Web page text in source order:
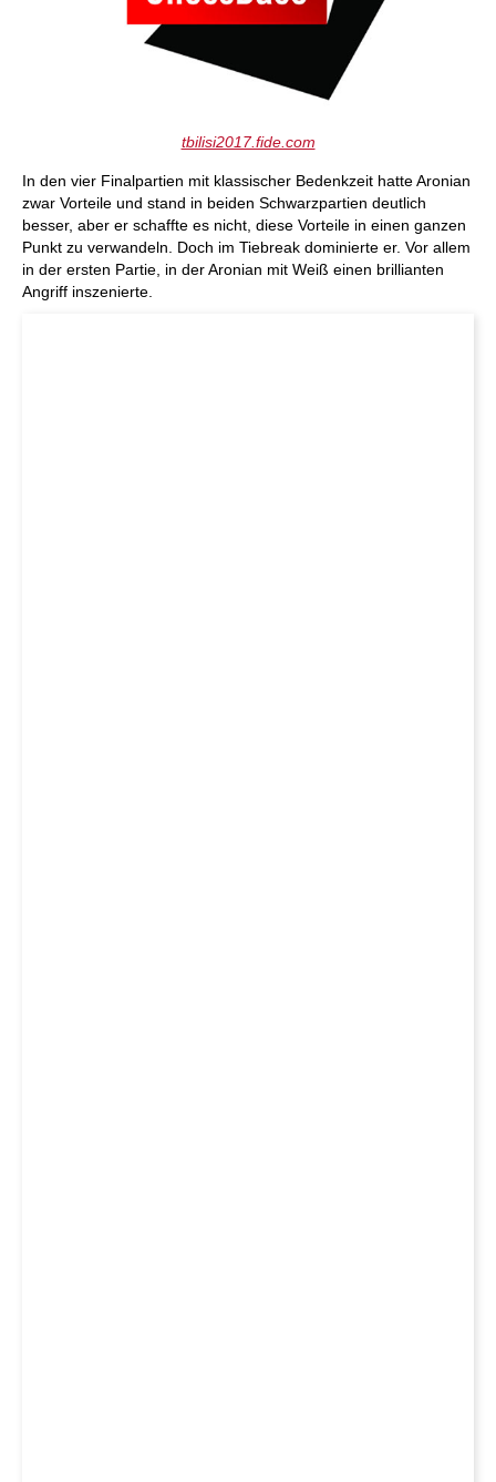
tbilisi2017.fide.com
In den vier Finalpartien mit klassischer Bedenkzeit hatte Aronian
zwar Vorteile und stand in beiden Schwarzpartien deutlich
besser, aber er schaffte es nicht, diese Vorteile in einen ganzen
Punkt zu verwandeln. Doch im Tiebreak dominierte er. Vor allem
in der ersten Partie, in der Aronian mit Weiß einen brillianten
Angriff inszenierte.